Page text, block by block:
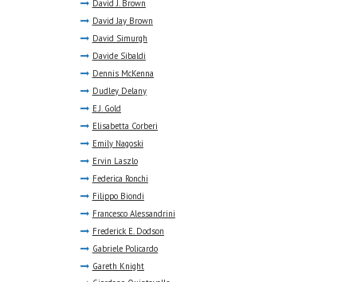
David J. Brown
David Jay Brown
David Simurgh
Davide Sibaldi
Dennis McKenna
Dudley Delany
E.J. Gold
Elisabetta Corberi
Emily Nagoski
Ervin Laszlo
Federica Ronchi
Filippo Biondi
Francesco Alessandrini
Frederick E. Dodson
Gabriele Policardo
Gareth Knight